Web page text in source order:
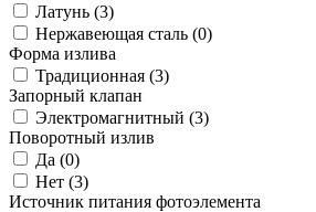
Латунь (3)
Нержавеющая сталь (0)
Форма излива
Традиционная (3)
Запорный клапан
Электромагнитный (3)
Поворотный излив
Да (0)
Нет (3)
Источник питания фотоэлемента